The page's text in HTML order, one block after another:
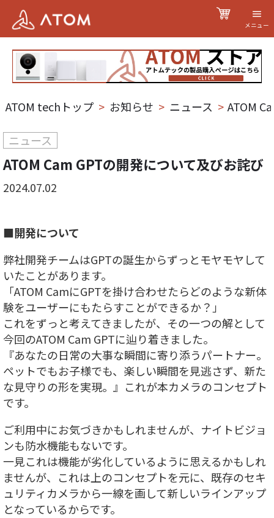
メニュー
ATOM techトップ > お知らせ > ニュース > ATOM
ニュース
ATOM Cam GPTの開発について及びお詫び
2024.07.02
■開発について
弊社開発チームはGPTの誕生からずっとモヤモヤして
いたことがあります。
「ATOM CamにGPTを掛け合わせたらどのような新体
験をユーザーにもたらすことができるか？」
これをずっと考えてきましたが、その一つの解として
今回のATOM Cam GPTに辿り着きました。
『あなたの日常の大事な瞬間に寄り添うパートナー。
ペットでもお子様でも、楽しい瞬間を見逃さず、新た
な見守りの形を実現。』これが本カメラのコンセプト
です。
ご利用中にお気づきかもしれませんが、ナイトビジョ
ンも防水機能もないです。
一見これは機能が劣化しているように思えるかもしれ
ませんが、これは上のコンセプトを元に、既存のセキ
ュリティカメラから一線を画して新しいラインアップ
となっているからです。